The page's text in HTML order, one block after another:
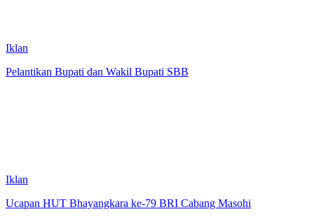
Iklan
Pelantikan Bupati dan Wakil Bupati SBB
Iklan
Ucapan HUT Bhayangkara ke-79 BRI Cabang Masohi